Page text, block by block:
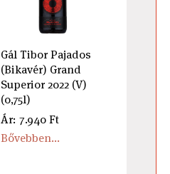
Gál Tibor Pajados
(Bikavér) Grand
Superior 2022 (V)
(0,75l)
Ár: 7.940 Ft
Bővebben...